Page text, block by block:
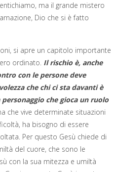
ma il grande mistero
Dio che si è fatto
si apre un capitolo importante
ordinato. Il rischio è, anche
con le persone deve
che chi ci sta davanti è
che gioca un ruolo
che vive determinate situazioni
ha bisogno di essere
Per questo Gesù chiede di
del cuore, che sono le
con la sua mitezza e umiltà